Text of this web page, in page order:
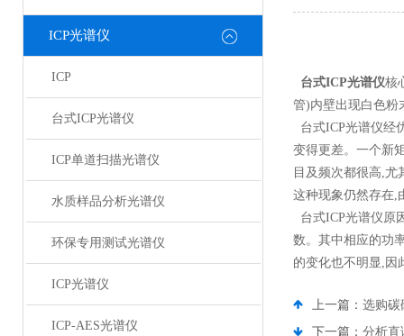
ICP光谱仪
ICP
台式ICP光谱仪
ICP单道扫描光谱仪
水质样品分析光谱仪
环保专用测试光谱仪
ICP光谱仪
ICP-AES光谱仪
台式ICP光谱仪核
管)内壁出现白色粉
台式ICP光谱仪经
变得更差。一个新
目及频次都很高,
这种现象仍然存在,
台式ICP光谱仪原
数。其中相应的功
的变化也不明显,因
上一篇： 选购碳
下一篇： 分析直